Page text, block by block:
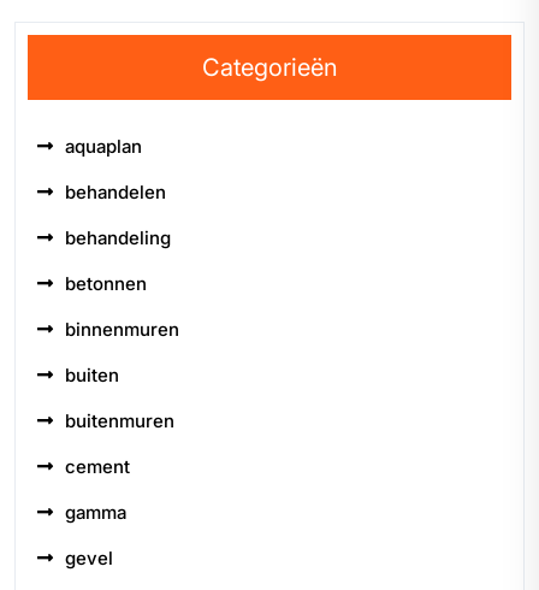
Categorieën
aquaplan
behandelen
behandeling
betonnen
binnenmuren
buiten
buitenmuren
cement
gamma
gevel